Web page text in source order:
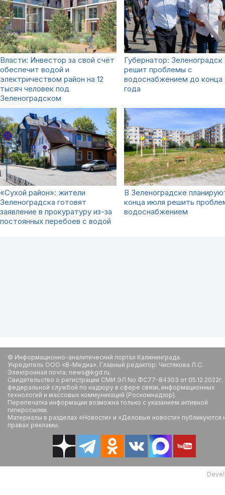
Власти: Инвестор за свой счёт
обеспечит водой и
электричеством район на 12
тысяч человек под
Зеленоградском
Губернатор: Зеленоградск
решит проблемы с
водоснабжением до конца
года
«Сухой район»: жители
Зеленоградска готовят
заявление в прокуратуру из-за
постоянных перебоев с водой
В Зеленоградске
конца июля решить
водоснабжением
© Информационно-аналитический портал Калининграда.
Учредитель ООО «В-Медиа». Главный редактор: Чистякова Л.С.
Электронная почта: news@kgd.ru.
Свидетельство о регистрации СМИ ЭЛ No ФС77-84303 от
федеральной службой по надзору в сфере связи, информационных
технологий и массовых коммуникаций (Роскомнадзор).
Перепечатка информации возможна только с указанием активной
гиперссылки.
Материалы в разделах «Новости» и «Деловые новости» публикуются
правах рекламы.